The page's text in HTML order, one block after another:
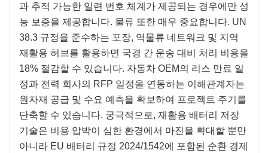
과 추적 가능한 일련 번호 체계가 제공되는 경우에만 성
능 보증을 제공합니다. 물류 또한 매우 중요합니다. UN
38.3 규정을 준수하는 포장, 역물류 네트워크 및 지역
재활용 허브를 활용하면 국경 간 운송 대비 처리 비용을
18% 절감할 수 있습니다. 자동차 OEM의 리스 만료 일
정과 전력 회사의 RFP 일정을 연동하는 이해관계자는
원자재 공급 및 수요 예측을 확보하여 프로젝트 주기를
단축할 수 있습니다. 궁극적으로, 재활용 배터리 저장
기술은 비용 압박이 심한 환경에서 마진을 확대할 뿐만
아니라 EU 배터리 규정 2024/1542에 포함된 순환 경제